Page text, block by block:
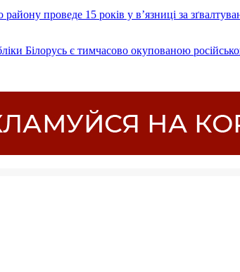
проведе 15 років у в’язниці за
Білорусь є тимчасово окупованою